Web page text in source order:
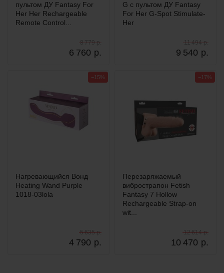
пультом ДУ Fantasy For
Her Her Rechargeable
Remote Control...
6 760 р.
8 779 р.
G с пультом ДУ Fantasy
For Her G-Spot Stimulate-
Her
9 540 р.
11 494 р.
Нагревающийся Вонд
Heating Wand Purple
1018-03lola
4 790 р.
5 635 р.
−15%
Перезаряжаемый
вибрострапон Fetish
Fantasy 7 Hollow
Rechargeable Strap-on
wit...
10 470 р.
12 614 р.
−17%